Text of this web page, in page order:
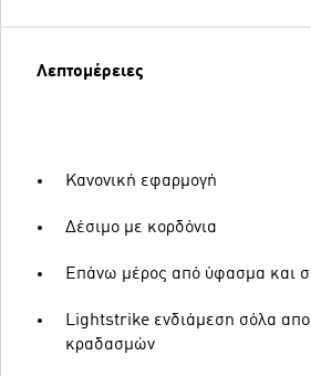
Λεπτομέρειες
Κανονική εφαρμογή
Δέσιμο με κορδόνια
Επάνω μέρος από ύφασμα και
Lightstrike ενδιάμεση σόλα
κραδασμών